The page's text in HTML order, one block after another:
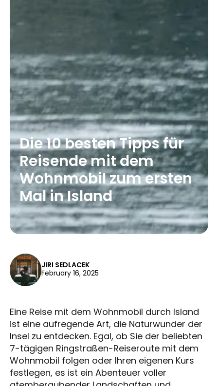
Die 10 besten Tipps für
Reisende mit dem
Wohnmobil zum ersten
Mal in Island
JIRI SEDLACEK
February 16, 2025
Eine Reise mit dem Wohnmobil durch Island
ist eine aufregende Art, die Naturwunder der
Insel zu entdecken. Egal, ob Sie der beliebten
7-tägigen Ringstraßen-Reiseroute mit dem
Wohnmobil folgen oder Ihren eigenen Kurs
festlegen, es ist ein Abenteuer voller